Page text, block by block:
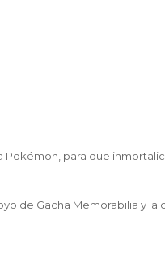
para que
de Gacha Memorabilia y